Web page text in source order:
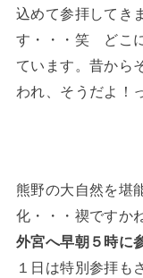
込めて参拝してき
す・・・笑 どこ
ています。昔から
われ、そうだよ！
熊野の大自然を堪
化・・・禊です
外宮へ早朝５時に
１日は特別参拝も